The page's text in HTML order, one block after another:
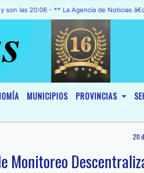
- ** La Agencia de Noticias â€œA1
MUNICIPIOS PROVINCIAS
20
Monitoreo